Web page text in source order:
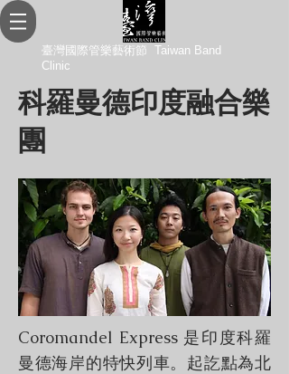
臺灣國際管樂藝術節 Taiwan Band
Clinic
科羅曼德印度融合樂
團
Big Title
Coromandel Express 是印度科羅
曼德海岸的特快列車。起訖點為北